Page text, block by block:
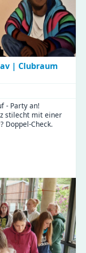
| Clubraum
- Party an!
stilecht mit einer
Doppel-Check.